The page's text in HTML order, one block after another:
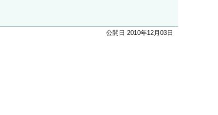
公開日 2010年12月03日